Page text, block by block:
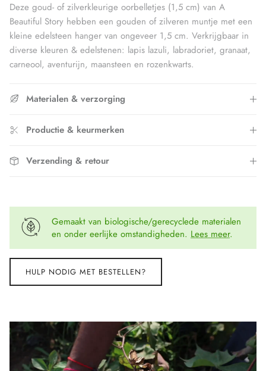
Deze goud- of zilverkleurige oorbelletjes (1,5 cm) van A
Beautiful Story hebben een gouden of zilveren muntje met een
kleine edelsteen hanger van ongeveer 1,5 cm. Verkrijgbaar in
diverse kleuren & edelstenen: lapis lazuli, labradoriet, granaat,
carneool, aventurijn, maansteen en rozenkwarts.
Materialen & verzorging
Productie & keurmerken
Verzending & retour
Gemaakt van biologische/gerecyclede materialen
en onder eerlijke omstandigheden. Lees meer.
HULP NODIG MET BESTELLEN?